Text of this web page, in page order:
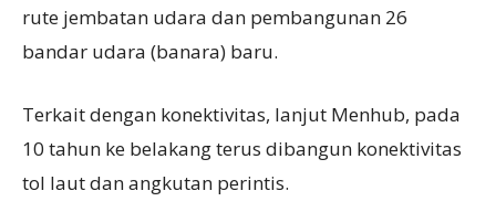
rute jembatan udara dan pembangunan 26
bandar udara (banara) baru.
Terkait dengan konektivitas, lanjut Menhub, pada
10 tahun ke belakang terus dibangun konektivitas
tol laut dan angkutan perintis.